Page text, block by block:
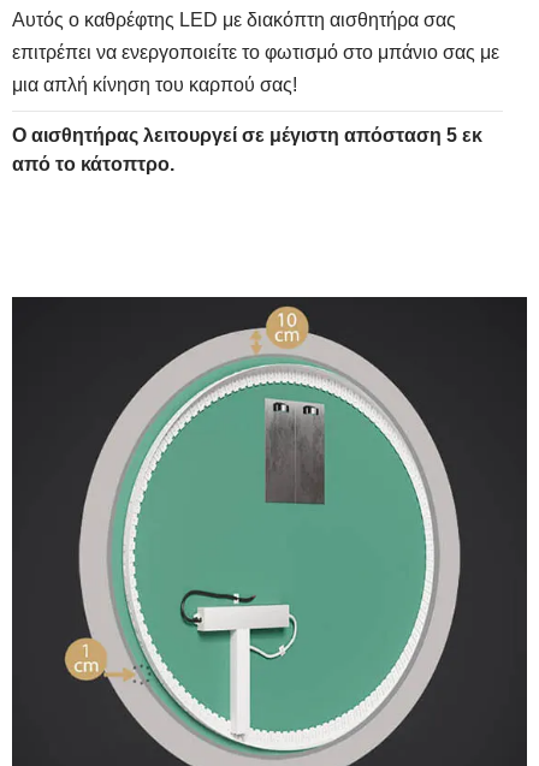
Αυτός ο καθρέφτης LED με διακόπτη αισθητήρα σας
επιτρέπει να ενεργοποιείτε το φωτισμό στο μπάνιο σας με
μια απλή κίνηση του καρπού σας!
Ο αισθητήρας λειτουργεί σε μέγιστη απόσταση 5 εκ
από το κάτοπτρο.